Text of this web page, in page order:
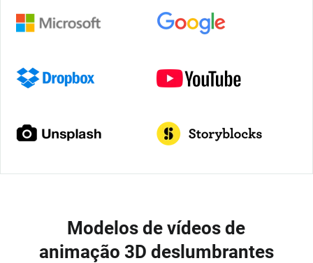
Modelos de vídeos de
animação 3D deslumbrantes